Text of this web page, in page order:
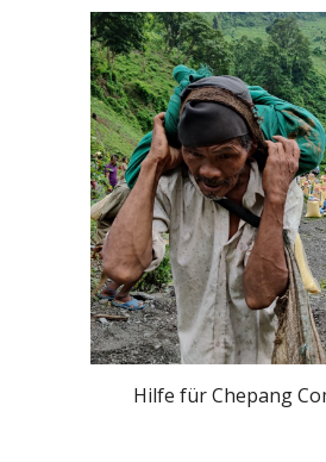
Hilfe für Chepang